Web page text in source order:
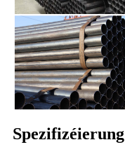
Spezifizéierung